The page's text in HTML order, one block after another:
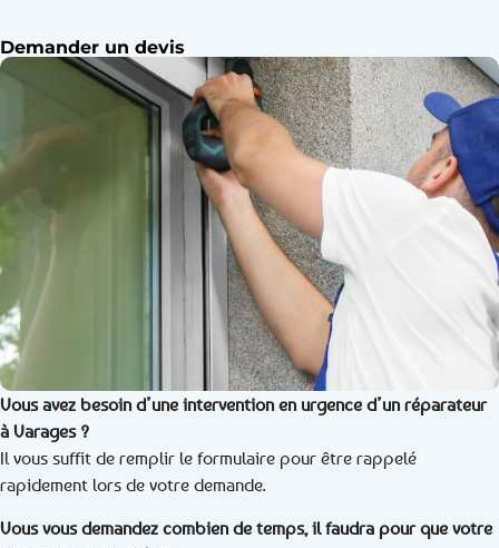
Demander un devis
Vous avez besoin d’une intervention en urgence d’un réparateur
à Varages ?
Il vous suffit de remplir le formulaire pour être rappelé
rapidement lors de votre demande.
Vous vous demandez combien de temps, il faudra pour que votre